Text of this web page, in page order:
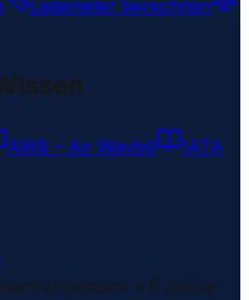
Lademeter berechnen
AWB – Air Waybill IATA
Sections • 8 Links▾